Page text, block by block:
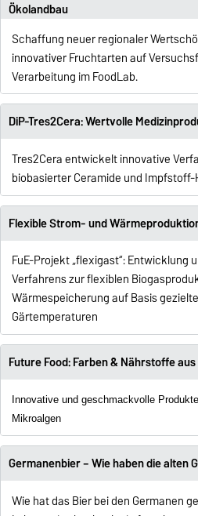
Ökolandbau
Schaffung neuer regionaler
innovativer Fruchtarten auf
Verarbeitung im FoodLab.
DiP-Tres2Cera: Wertvolle
Tres2Cera entwickelt innovative
biobasierter Ceramide und
Flexible Strom- und
FuE-Projekt „flexigast“: Entwicklung
Verfahrens zur flexiblen
Wärmespeicherung auf Basis
Gärtemperaturen
Future Food: Farben & Nährstoffe
Innovative und geschmackvolle
Mikroalgen
Germanenbier – Wie haben die alten
Wie hat das Bier bei den Germanen